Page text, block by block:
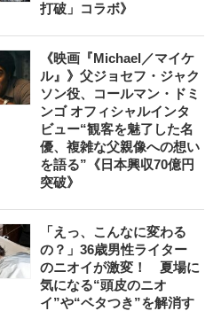
打破」コラボ》
《映画『Michael／マイケ
ル』》父ジョセフ・ジャク
ソン役、コールマン・ドミ
ンゴ オフィシャルインタ
ビュー“観客を魅了した名
優、複雑な父親像への想い
を語る”《日本興収70億円
突破》
「えっ、こんなに変わる
の？」36歳男性ライター
のニオイが激変！ 夏場に
気になる“頭皮のニオ
イ”や“ベタつき”を解消す